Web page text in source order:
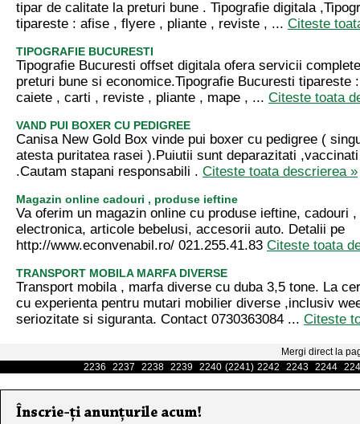
tipar de calitate la preturi bune . Tipografie digitala
tipareste : afise , flyere , pliante , reviste , ... Citeste
TIPOGRAFIE BUCURESTI
Tipografie Bucuresti offset digitala ofera servicii
preturi bune si economice.Tipografie Bucuresti tipareste
caiete , carti , reviste , pliante , mape , ... Citeste toata
VAND PUI BOXER CU PEDIGREE
Canisa New Gold Box vinde pui boxer cu pedigree (
atesta puritatea rasei ).Puiutii sunt deparazitati
.Cautam stapani responsabili . Citeste toata descrierea »
Magazin online cadouri , produse ieftine
Va oferim un magazin online cu produse ieftine, cadouri
electronica, articole bebelusi, accesorii auto. Detalii pe
http://www.econvenabil.ro/ 021.255.41.83 Citeste toata
TRANSPORT MOBILA MARFA DIVERSE
Transport mobila , marfa diverse cu duba 3,5 tone. La
cu experienta pentru mutari mobilier diverse ,inclusiv
seriozitate si siguranta. Contact 0730363084 ... Citeste
Mergi direct la
2236
2237 2238 2239 2240 (2241) 2242 2243 2244